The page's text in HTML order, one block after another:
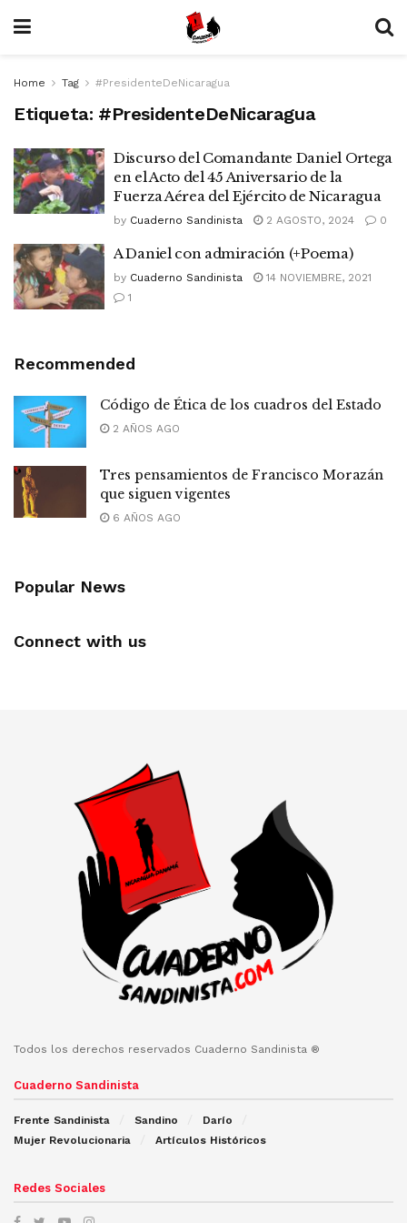
Home Tag #PresidenteDeNicaragua
Etiqueta: #PresidenteDeNicaragua
Discurso del Comandante Daniel Ortega
en el Acto del 45 Aniversario de la
Fuerza Aérea del Ejército de Nicaragua
by Cuaderno Sandinista 2 AGOSTO, 2024 0
A Daniel con admiración (+Poema)
by Cuaderno Sandinista
14 NOVIEMBRE, 2021
1
Recommended
Código de Ética de los cuadros del Estado
2 AÑOS AGO
Tres pensamientos de Francisco Morazán
que siguen vigentes
6 AÑOS AGO
Popular News
Connect with us
Todos los derechos reservados Cuaderno Sandinista ®
Cuaderno Sandinista
Frente Sandinista Sandino
Darío
Mujer Revolucionaria
Artículos Históricos
Redes Sociales